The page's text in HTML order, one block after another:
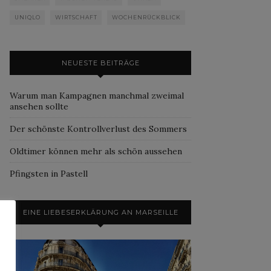
UNIQLO WIRTSCHAFT WOCHENRÜCKBLICK
NEUESTE BEITRÄGE
Warum man Kampagnen manchmal zweimal
ansehen sollte
Der schönste Kontrollverlust des Sommers
Oldtimer können mehr als schön aussehen
Pfingsten in Pastell
EINE LIEBESERKLÄRUNG AN MARSEILLE